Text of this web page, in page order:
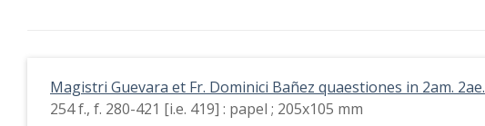
Magistri Guevara et Fr. Dominici Bañez quaestiones in 2am. 2ae.
254 f., f. 280-421 [i.e. 419] : papel ; 205x105 mm